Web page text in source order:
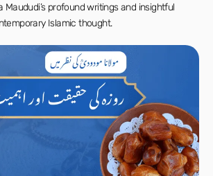
Maududi’s profound writings and insightful
Islamic thought.